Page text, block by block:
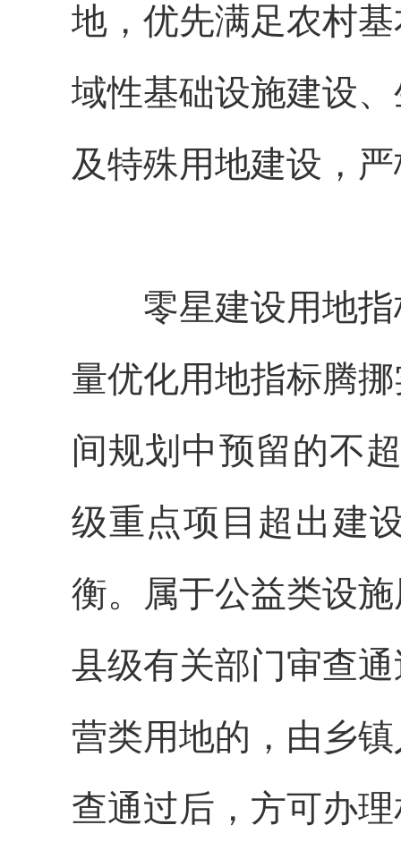
地，优先满足农村
域性基础设施建设
及特殊用地建设，
零星建设用地
量优化用地指标腾
间规划中预留的不
级重点项目超出建
衡。属于公益类设
县级有关部门审查
营类用地的，由乡
查通过后，方可办